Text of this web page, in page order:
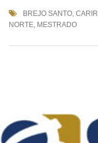
BREJO SANTO, CARIRI
NORTE, MESTRADO